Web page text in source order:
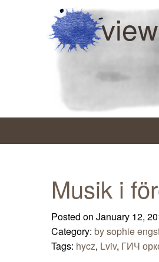
Musik i
Posted on January 12,
Category: by sophie
Tags: hycz, Lviv, ГИЧ